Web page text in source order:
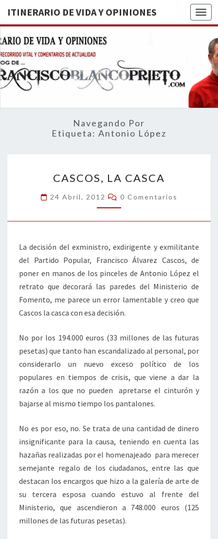
ITINERARIO DE VIDA Y OPINIONES
DE
BREVE
RECORRIDO
VITAL Y
ACTUALIDAD
Navegando Por
Etiqueta: Antonio López
LA
CASCA
CASCOS, LA CASCA
24 Abril, 2012 Comentarios
0 Comentarios
La decisión del exministro, exdirigente y exmilitante
del Partido Popular, Francisco Álvarez Cascos, de
poner en manos de los pinceles de Antonio López el
retrato que decorará las paredes del Ministerio de
Fomento, me parece un error lamentable y creo que
Cascos la casca con esa decisión.
No por los 194.000 euros (33 millones de las futuras
pesetas) que tanto han escandalizado al personal, por
considerarlo un nuevo exceso político de los
populares en tiempos de crisis, que viene a dar la
razón a los que no pueden apretarse el cinturón y
bajarse al mismo tiempo los pantalones.
No es por eso, no. Se trata de una cantidad de dinero
insignificante para la causa, teniendo en cuenta las
hazañas realizadas por el homenajeado para merecer
semejante regalo de los ciudadanos, entre las que
destacan los encargos que hizo a la galería de arte de
su tercera esposa cuando estuvo al frente del
Ministerio, que ascendieron a 748.000 euros (125
millones de las futuras pesetas).